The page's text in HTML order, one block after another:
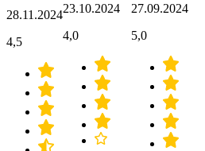
28.11.2024
4,5
23.10.2024
4,0
27.09.2024
5,0